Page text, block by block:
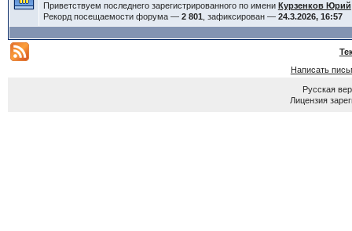
Приветствуем последнего зарегистрированного по имени Курзенков Юрий
Рекорд посещаемости форума — 2 801 , зафиксирован — 24.3.2026, 16:57
Написать
Русская
Лицензия